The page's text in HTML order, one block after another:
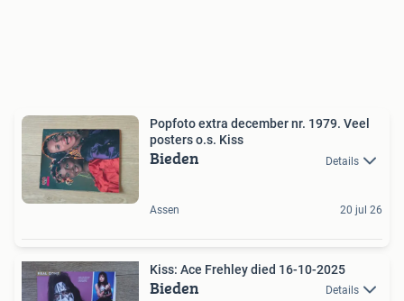
Popfoto extra december nr. 1979. Veel
posters o.s. Kiss
Bieden Details
Assen 20 jul 26
Kiss: Ace Frehley died 16-10-2025
Bieden Details